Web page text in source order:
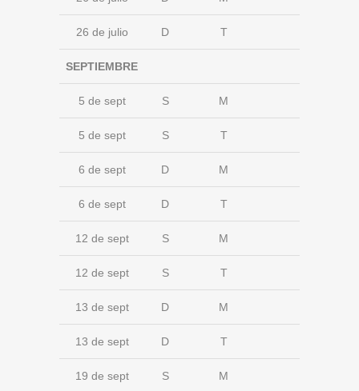
26 de julio D T
SEPTIEMBRE
5 de sept S M
5 de sept S T
6 de sept D M
6 de sept D T
12 de sept S M
12 de sept S T
13 de sept D M
13 de sept D T
19 de sept S M